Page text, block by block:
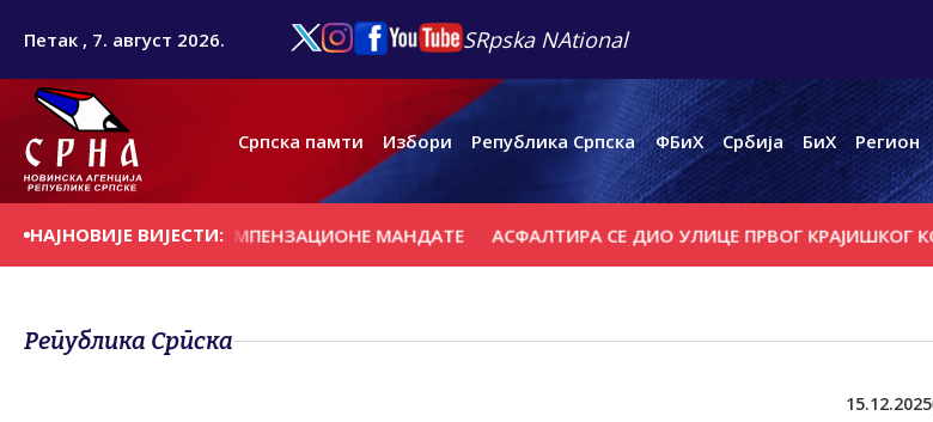
Петак , 7. август 2026. SRpska NAtional
Српска памти Избори Република Српска ФБиХ Србија БиХ Регион
НАЈНОВИЈЕ ВИЈЕСТИ:
ЛИСТЕ ЗА КОМПЕНЗАЦИОНЕ МАНДАТЕ АСФАЛТИРА СЕ ДИО УЛИЦЕ ПРВОГ КРАЈИШКОГ КОРПУСА
Република Српска
15.12.2025